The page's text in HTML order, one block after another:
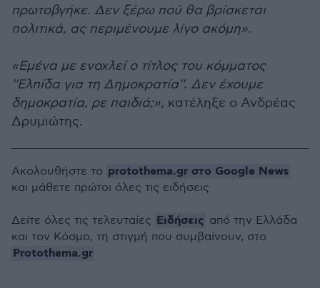
πρωτοβγήκε. Δεν ξέρω πού θα βρίσκεται
πολιτικά, ας περιμένουμε λίγο ακόμη».
«Εμένα με ενοχλεί ο τίτλος του κόμματος
''Ελπίδα για τη Δημοκρατία''. Δεν έχουμε
δημοκρατία, ρε παιδιά;», κατέληξε ο Ανδρέας
Δρυμιώτης.
Ακολουθήστε το protothema.gr στο Google News
και μάθετε πρώτοι όλες τις ειδήσεις
Δείτε όλες τις τελευταίες Ειδήσεις από την Ελλάδα
και τον Κόσμο, τη στιγμή που συμβαίνουν, στο
Protothema.gr